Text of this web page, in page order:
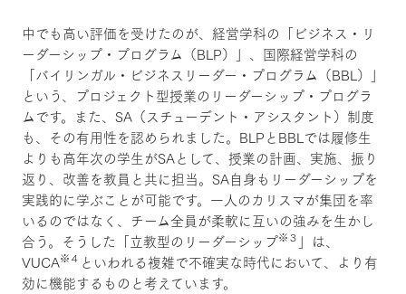
中でも高い評価を受けたのが、経営学科の「ビジネス・リ
ーダーシップ・プログラム（BLP）」、国際経営学科の
「バイリンガル・ビジネスリーダー・プログラム（BBL）」
という、プロジェクト型授業のリーダーシップ・プログラ
ムです。また、SA（スチューデント・アシスタント）制度
も、その有用性を認められました。BLPとBBLでは履修生
よりも高年次の学生がSAとして、授業の計画、実施、振り
返り、改善を教員と共に担当。SA自身もリーダーシップを
実践的に学ぶことが可能です。一人のカリスマが集団を率
いるのではなく、チーム全員が柔軟に互いの強みを生かし
合う。そうした「立教型のリーダーシップ※３ 」は、
VUCA※４ といわれる複雑で不確実な時代において、より有
効に機能するものと考えています。